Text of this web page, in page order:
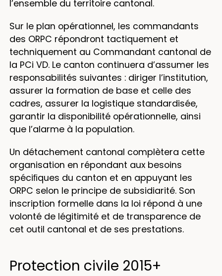
l’ensemble du territoire cantonal.
Sur le plan opérationnel, les commandants
des ORPC répondront tactiquement et
techniquement au Commandant cantonal de
la PCi VD. Le canton continuera d’assumer les
responsabilités suivantes : diriger l’institution,
assurer la formation de base et celle des
cadres, assurer la logistique standardisée,
garantir la disponibilité opérationnelle, ainsi
que l’alarme à la population.
Un détachement cantonal complètera cette
organisation en répondant aux besoins
spéciﬁques du canton et en appuyant les
ORPC selon le principe de subsidiarité. Son
inscription formelle dans la loi répond à une
volonté de légitimité et de transparence de
cet outil cantonal et de ses prestations.
Protection civile 2015+